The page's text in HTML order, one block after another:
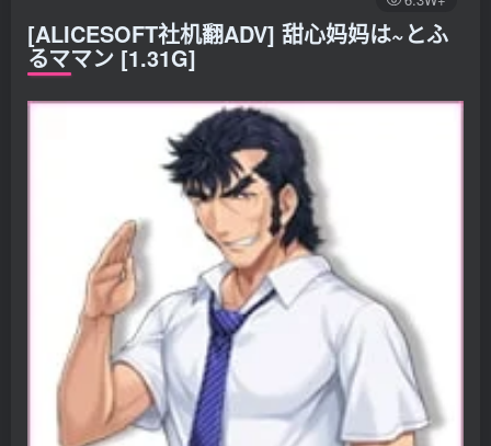
[ALICESOFT社机翻ADV] 甜心妈妈は~とふ
るママン [1.31G]